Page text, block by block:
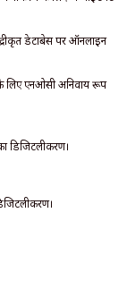
डेटाबेस पर ऑनलाइन
लिए एनओसी अनिवार्य रूप
डिजिटलीकरण।